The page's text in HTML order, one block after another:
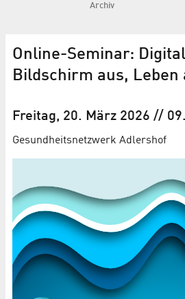
Archiv
Online-Seminar:
Bildschirm aus, Leben
Freitag, 20. März 2026 //
Gesundheitsnetzwerk Adlershof